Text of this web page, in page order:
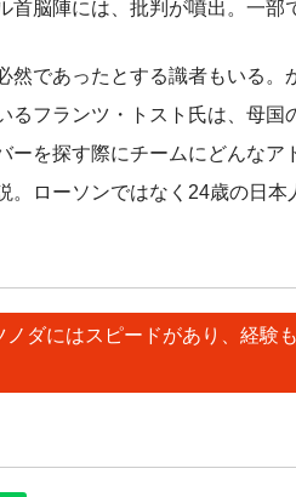
首脳陣には、批判が噴出。一部
であったとする識者もいる。
るフランツ・トスト氏は、母
ーを探す際にチームにどんな
。ローソンではなく24歳の日本
ノダにはスピードがあり、経験